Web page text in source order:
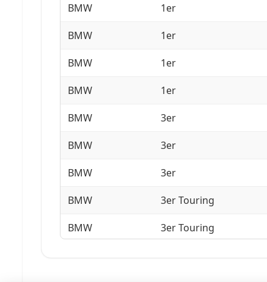
BMW 1er
BMW 1er
BMW 1er
BMW 1er
BMW 3er
BMW 3er
BMW 3er
BMW 3er Touring
BMW 3er Touring